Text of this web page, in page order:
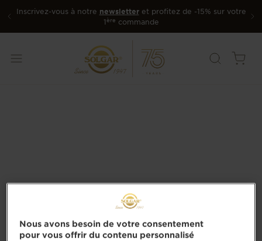
Inscrivez-vous à notre newsletteret profitez de -15% sur votre
1ère commande
Nous avons besoin de votre consentement
pour vous offrir du contenu personnalisé